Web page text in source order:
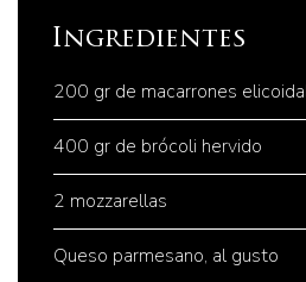
Ingredientes
200 gr de macarrones
400 gr de brócoli hervido
2 mozzarellas
Queso parmesano, al gusto